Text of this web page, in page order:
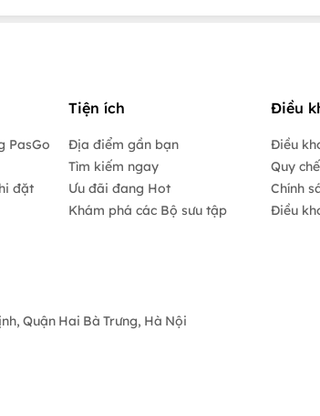
PasGo
đặt
Tiện ích
Địa điểm gần bạn
Tìm kiếm ngay
Ưu đãi đang Hot
Khám phá các Bộ sưu tập
Điều
Điều
Quy
Chính
Điều
Quận Hai Bà Trưng, Hà Nội